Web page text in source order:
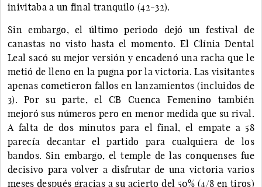
inivitaba a un final tranquilo (42-32).
Sin embargo, el último periodo dejó un festival de
canastas no visto hasta el momento. El Clínia Dental
Leal sacó su mejor versión y encadenó una racha que le
metió de lleno en la pugna por la victoria. Las visitantes
apenas cometieron fallos en lanzamientos (incluidos de
3). Por su parte, el CB Cuenca Femenino también
mejoró sus números pero en menor medida que su rival.
A falta de dos minutos para el final, el empate a 58
parecía decantar el partido para cualquiera de los
bandos. Sin embargo, el temple de las conquenses fue
decisivo para volver a disfrutar de una victoria varios
meses después gracias a su acierto del 50% (4/8 en tiros)